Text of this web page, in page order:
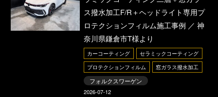
ス撥水加工F/R＋ヘッドライト専用プ
ロテクションフィルム施工事例 ／ 神
奈川県鎌倉市T様より
カーコーティング
セラミックコーティング
プロテクションフィルム
窓ガラス撥水加工
フォルクスワーゲン
2026-07-12